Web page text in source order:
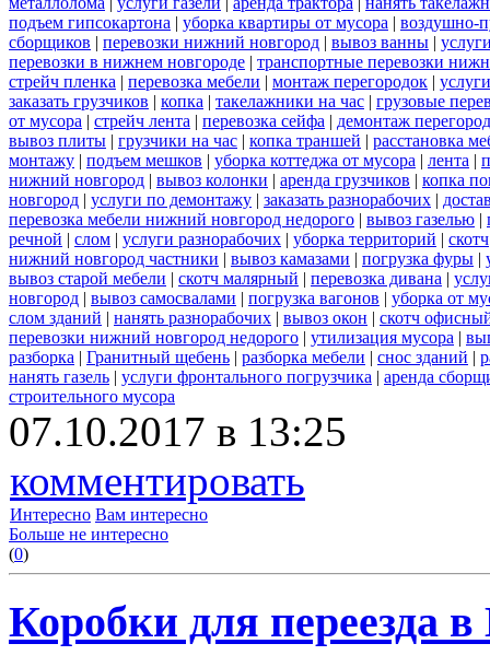
подъем гипсокартона | уборка квартиры от мусора | воздушно-
сборщиков | перевозки нижний новгород | вывоз ванны |
перевозки в нижнем новгороде | транспортные перевозки
стрейч пленка | перевозка мебели | монтаж перегородок |
заказать грузчиков | копка | такелажники на час | грузовые
от мусора | стрейч лента | перевозка сейфа | демонтаж
вывоз плиты | грузчики на час | копка траншей | расстановка
монтажу | подъем мешков | уборка коттеджа от мусора | лента |
нижний новгород | вывоз колонки | аренда грузчиков | копка
новгород | услуги по демонтажу | заказать разнорабочих |
перевозка мебели нижний новгород недорого | вывоз газелью |
речной | слом | услуги разнорабочих | уборка территорий | скотч
нижний новгород частники | вывоз камазами | погрузка фуры |
вывоз старой мебели | скотч малярный | перевозка дивана |
новгород | вывоз самосвалами | погрузка вагонов | уборка от
слом зданий | нанять разнорабочих | вывоз окон | скотч
перевозки нижний новгород недорого | утилизация мусора |
разборка | Гранитный щебень | разборка мебели | снос зданий |
нанять газель | услуги фронтального погрузчика | аренда
строительного мусора
07.10.2017 в 13:25
комментировать
Интересно Вам интересно
Больше не интересно
(0)
Коробки для переезда